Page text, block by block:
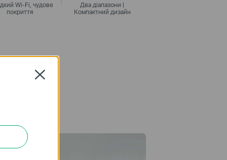
Wi-Fi, чудове
покриття
Два діапазони |
Компактний дизайн
Close